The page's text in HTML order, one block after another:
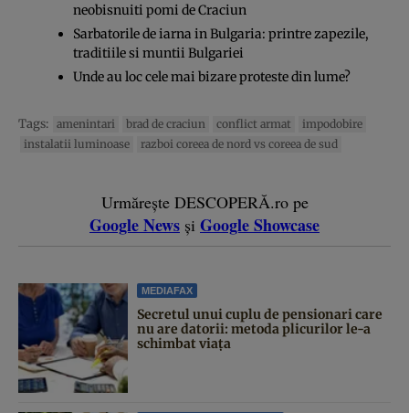
neobisnuiti pomi de Craciun
Sarbatorile de iarna in Bulgaria: printre zapezile,
traditiile si muntii Bulgariei
Unde au loc cele mai bizare proteste din lume?
Tags: amenintari brad de craciun conflict armat
impodobire
instalatii luminoase
razboi coreea de nord vs coreea de sud
Urmărește DESCOPERĂ.ro pe
Google News și Google Showcase
MEDIAFAX
Secretul unui cuplu de pensionari care
nu are datorii: metoda plicurilor le-a
schimbat viața